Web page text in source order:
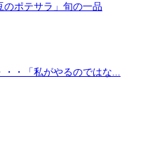
のポテサラ」旬の一品
・「私がやるのではな...